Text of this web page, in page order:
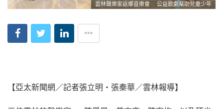
雲林聲樂家返鄉音樂會 公益歌劇幫助兒童少年
【亞太新聞網／記者張立明‧張秦華／雲林報導】